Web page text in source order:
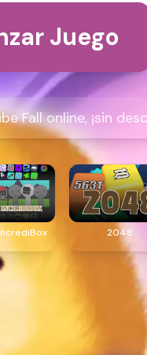
Juego
Fall online, ¡sin
2048